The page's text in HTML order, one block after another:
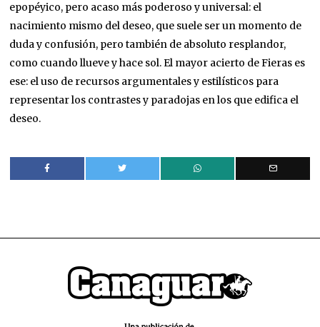
epopéyico, pero acaso más poderoso y universal: el
nacimiento mismo del deseo, que suele ser un momento de
duda y confusión, pero también de absoluto resplandor,
como cuando llueve y hace sol. El mayor acierto de Fieras es
ese: el uso de recursos argumentales y estilísticos para
representar los contrastes y paradojas en los que edifica el
deseo.